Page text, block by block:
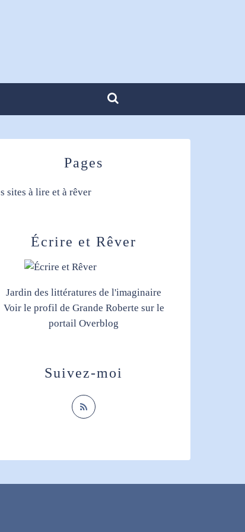
Pages
sites à lire et à rêver
Écrire et Rêver
Jardin des littératures de l'imaginaire
Voir le profil de Grande Roberte sur le
portail Overblog
Suivez-moi